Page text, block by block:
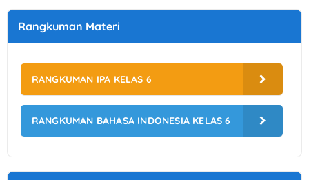
Rangkuman Materi
RANGKUMAN IPA KELAS 6
RANGKUMAN BAHASA INDONESIA KELAS 6